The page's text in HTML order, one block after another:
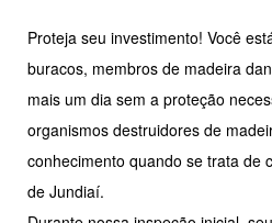
Proteja seu investimento! Você
buracos, membros de madeira
mais um dia sem a proteção
organismos destruidores de
conhecimento quando se trata de
de Jundiaí.